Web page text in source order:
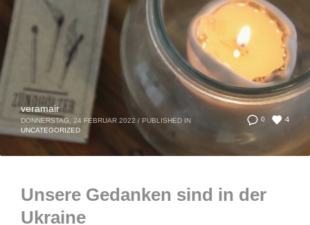
0 4
veramair
DONNERSTAG, 24 FEBRUAR 2022 / PUBLISHED IN
UNCATEGORIZED
Unsere Gedanken sind in der
Ukraine